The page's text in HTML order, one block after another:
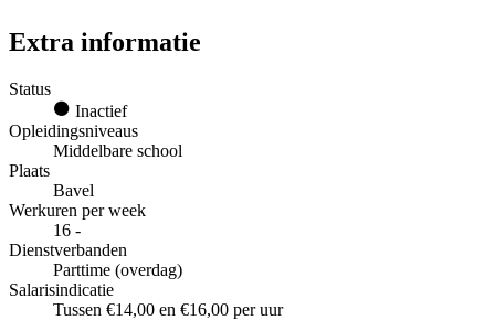
Extra informatie
Status
Inactief
Opleidingsniveaus
Middelbare school
Plaats
Bavel
Werkuren per week
16 -
Dienstverbanden
Parttime (overdag)
Salarisindicatie
Tussen €14,00 en €16,00 per uur